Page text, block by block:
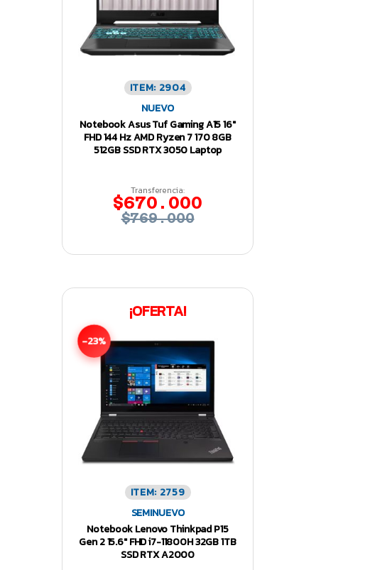
ITEM: 2904
NUEVO
Notebook Asus Tuf Gaming A15 16″
FHD 144 Hz AMD Ryzen 7 170 8GB
512GB SSD RTX 3050 Laptop
Transferencia:
$670.000
$769.000
¡OFERTA!
-23%
ITEM: 2759
SEMINUEVO
Notebook Lenovo Thinkpad P15
Gen 2 15.6″ FHD i7-11800H 32GB 1TB
SSD RTX A2000